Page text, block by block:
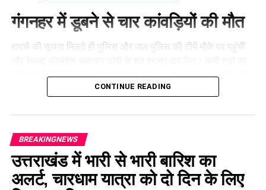
गंगनहर में डूबने से चार कांवड़ियों की मौत
हादसे की सूचना मिलते ही पुलिस और जल पुलिस की टीमें मौके पर पहुंचीं
पोस्टमार्टम के लिए जिला अस्पताल भेजा गया है। बताया जा रहा है कि चारों
कांवड़िए चंडीगढ़ से हरिद्वार गंगाजल लेने पहुंचे कांवड़ियों के दल में शामिल थे
CONTINUE READING
BREAKINGNEWS
उत्तराखंड में भारी से भारी बारिश का
अलर्ट, चारधाम यात्रा को दो दिन के लिए